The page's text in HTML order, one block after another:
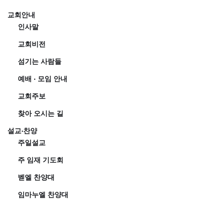
교회안내
인사말
교회비전
섬기는 사람들
예배 · 모임 안내
교회주보
찾아 오시는 길
설교·찬양
주일설교
주 임재 기도회
벧엘 찬양대
임마누엘 찬양대